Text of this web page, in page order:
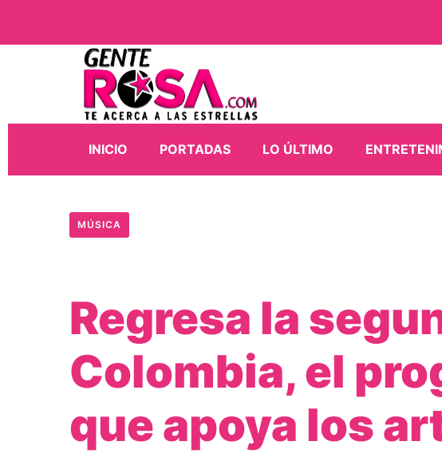
INICIO PORTADAS LO ÚLTIMO
MÚSICA
Regresa la
Colombia, el
que apoya los